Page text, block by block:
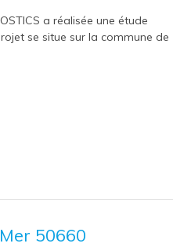
a réalisée une étude
se situe sur la commune de
50660